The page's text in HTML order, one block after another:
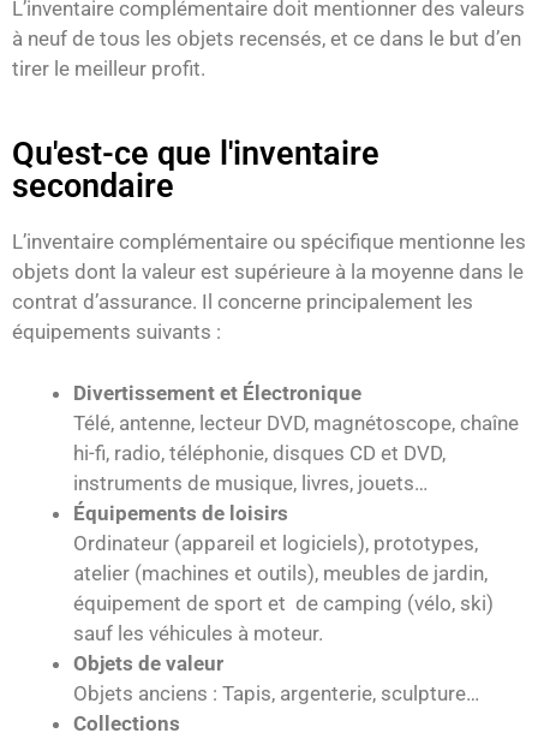
L’inventaire complémentaire doit mentionner des valeurs
à neuf de tous les objets recensés, et ce dans le but d’en
tirer le meilleur profit.
Qu'est-ce que l'inventaire
secondaire
L’inventaire complémentaire ou spécifique mentionne les
objets dont la valeur est supérieure à la moyenne dans le
contrat d’assurance. Il concerne principalement les
équipements suivants :
Divertissement et Électronique
Télé, antenne, lecteur DVD, magnétoscope, chaîne
hi-fi, radio, téléphonie, disques CD et DVD,
instruments de musique, livres, jouets…
Équipements de loisirs
Ordinateur (appareil et logiciels), prototypes,
atelier (machines et outils), meubles de jardin,
équipement de sport et de camping (vélo, ski)
sauf les véhicules à moteur.
Objets de valeur
Objets anciens : Tapis, argenterie, sculpture…
Collections